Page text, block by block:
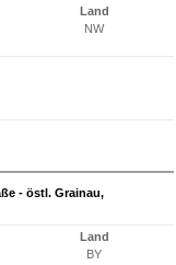
Land
NW
- östl. Grainau,
Land
BY